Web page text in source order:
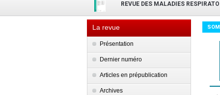
REVUE DES MALADIES
La revue
Présentation
Dernier numéro
Articles en prépublication
Archives